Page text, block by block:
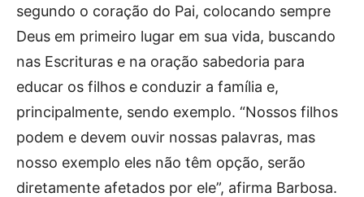
segundo o coração do Pai, colocando sempre
Deus em primeiro lugar em sua vida, buscando
nas Escrituras e na oração sabedoria para
educar os filhos e conduzir a família e,
principalmente, sendo exemplo. “Nossos filhos
podem e devem ouvir nossas palavras, mas
nosso exemplo eles não têm opção, serão
diretamente afetados por ele”, afirma Barbosa.